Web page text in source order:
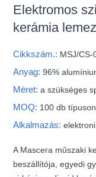
Elektromos
kerámia lemez
Cikkszám.: MSJ/CS-
Anyag:96%
Méret:a szükséges
MOQ: 100 db
Alkalmazás:
A Mascera műszaki
beszállítója, egyedi